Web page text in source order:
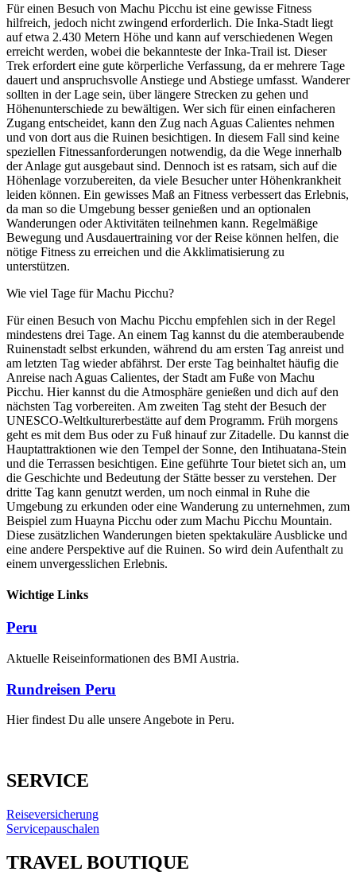
Für einen Besuch von Machu Picchu ist eine gewisse Fitness
hilfreich, jedoch nicht zwingend erforderlich. Die Inka-Stadt liegt
auf etwa 2.430 Metern Höhe und kann auf verschiedenen Wegen
erreicht werden, wobei die bekannteste der Inka-Trail ist. Dieser
Trek erfordert eine gute körperliche Verfassung, da er mehrere Tage
dauert und anspruchsvolle Anstiege und Abstiege umfasst. Wanderer
sollten in der Lage sein, über längere Strecken zu gehen und
Höhenunterschiede zu bewältigen. Wer sich für einen einfacheren
Zugang entscheidet, kann den Zug nach Aguas Calientes nehmen
und von dort aus die Ruinen besichtigen. In diesem Fall sind keine
speziellen Fitnessanforderungen notwendig, da die Wege innerhalb
der Anlage gut ausgebaut sind. Dennoch ist es ratsam, sich auf die
Höhenlage vorzubereiten, da viele Besucher unter Höhenkrankheit
leiden können. Ein gewisses Maß an Fitness verbessert das Erlebnis,
da man so die Umgebung besser genießen und an optionalen
Wanderungen oder Aktivitäten teilnehmen kann. Regelmäßige
Bewegung und Ausdauertraining vor der Reise können helfen, die
nötige Fitness zu erreichen und die Akklimatisierung zu
unterstützen.
Wie viel Tage für Machu Picchu?
Für einen Besuch von Machu Picchu empfehlen sich in der Regel
mindestens drei Tage. An einem Tag kannst du die atemberaubende
Ruinenstadt selbst erkunden, während du am ersten Tag anreist und
am letzten Tag wieder abfährst. Der erste Tag beinhaltet häufig die
Anreise nach Aguas Calientes, der Stadt am Fuße von Machu
Picchu. Hier kannst du die Atmosphäre genießen und dich auf den
nächsten Tag vorbereiten. Am zweiten Tag steht der Besuch der
UNESCO-Weltkulturerbestätte auf dem Programm. Früh morgens
geht es mit dem Bus oder zu Fuß hinauf zur Zitadelle. Du kannst die
Hauptattraktionen wie den Tempel der Sonne, den Intihuatana-Stein
und die Terrassen besichtigen. Eine geführte Tour bietet sich an, um
die Geschichte und Bedeutung der Stätte besser zu verstehen. Der
dritte Tag kann genutzt werden, um noch einmal in Ruhe die
Umgebung zu erkunden oder eine Wanderung zu unternehmen, zum
Beispiel zum Huayna Picchu oder zum Machu Picchu Mountain.
Diese zusätzlichen Wanderungen bieten spektakuläre Ausblicke und
eine andere Perspektive auf die Ruinen. So wird dein Aufenthalt zu
einem unvergesslichen Erlebnis.
Wichtige Links
Peru
Aktuelle Reiseinformationen des BMI Austria.
Rundreisen Peru
Hier findest Du alle unsere Angebote in Peru.
SERVICE
Reiseversicherung
Servicepauschalen
TRAVEL BOUTIQUE